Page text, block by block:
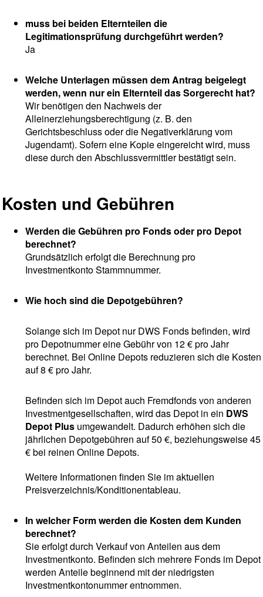
muss bei beiden Elternteilen die
Legitimationsprüfung durchgeführt werden?
Ja
Welche Unterlagen müssen dem Antrag beigelegt
werden, wenn nur ein Elternteil das Sorgerecht hat?
Wir benötigen den Nachweis der
Alleinerziehungsberechtigung (z. B. den
Gerichtsbeschluss oder die Negativerklärung vom
Jugendamt). Sofern eine Kopie eingereicht wird, muss
diese durch den Abschlussvermittler bestätigt sein.
Kosten und Gebühren
Werden die Gebühren pro Fonds oder pro Depot
berechnet?
Grundsätzlich erfolgt die Berechnung pro
Investmentkonto Stammnummer.
Wie hoch sind die Depotgebühren?
Solange sich im Depot nur DWS Fonds befinden, wird
pro Depotnummer eine Gebühr von 12 € pro Jahr
berechnet. Bei Online Depots reduzieren sich die Kosten
auf 8 € pro Jahr.
Befinden sich im Depot auch Fremdfonds von anderen
Investmentgesellschaften, wird das Depot in ein DWS
Depot Plus umgewandelt. Dadurch erhöhen sich die
jährlichen Depotgebühren auf 50 €, beziehungsweise 45
€ bei reinen Online Depots.
Weitere Informationen finden Sie im aktuellen
Preisverzeichnis/Konditionentableau.
In welcher Form werden die Kosten dem Kunden
berechnet?
Sie erfolgt durch Verkauf von Anteilen aus dem
Investmentkonto. Befinden sich mehrere Fonds im Depot
werden Anteile beginnend mit der niedrigsten
Investmentkontonummer entnommen.